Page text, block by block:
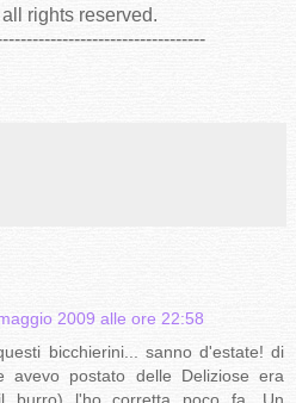
all rights reserved.
2009 alle ore 22:58
bicchierini... sanno d'estate! di
avevo postato delle Deliziose era
burro) l'ho corretta poco fa. Un